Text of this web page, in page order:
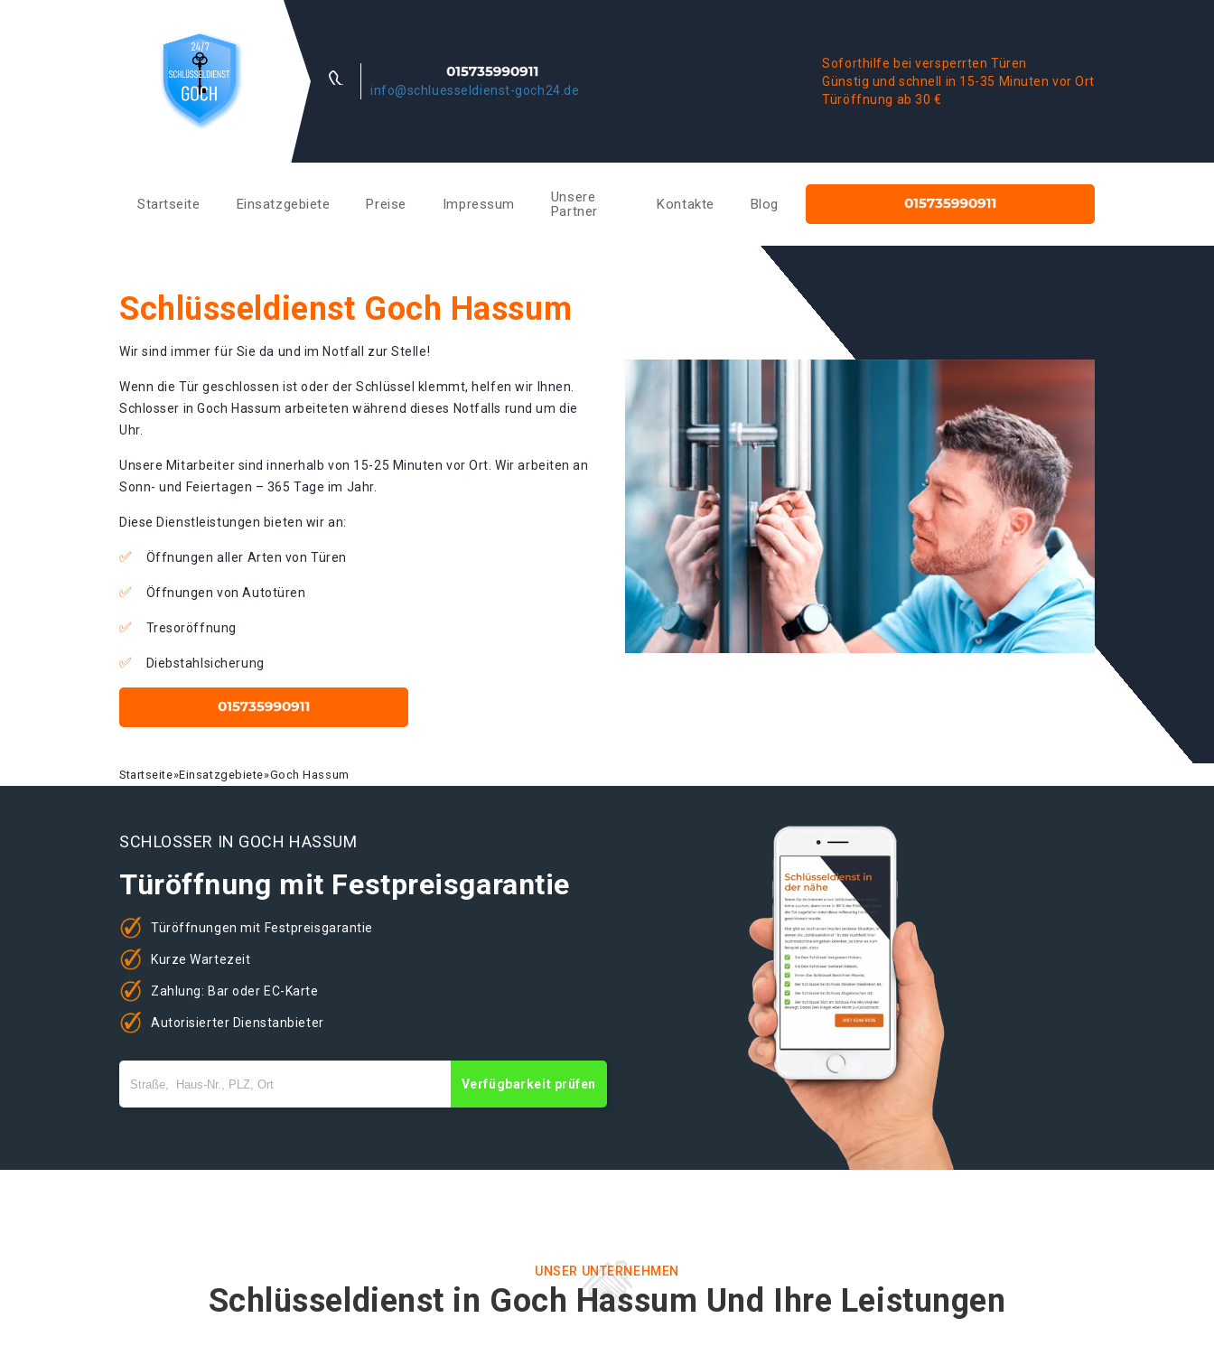
info@schluesseldienst-goch24.de
Soforthilfe bei versperrten Türen
Günstig und schnell in 15-35 Minuten vor Ort
Türöffnung ab 30 €
Startseite Einsatzgebiete Preise Impressum
Unsere
Partner
Kontakte Blog
Schlüsseldienst Goch Hassum
Wir sind immer für Sie da und im Notfall zur Stelle!
Wenn die Tür geschlossen ist oder der Schlüssel klemmt, helfen wir Ihnen.
Schlosser in Goch Hassum arbeiteten während dieses Notfalls rund um die
Uhr.
Unsere Mitarbeiter sind innerhalb von 15-25 Minuten vor Ort. Wir arbeiten an
Sonn- und Feiertagen – 365 Tage im Jahr.
Diese Dienstleistungen bieten wir an:
Öffnungen aller Arten von Türen
Öffnungen von Autotüren
Tresoröffnung
Diebstahlsicherung
Startseite»Einsatzgebiete»Goch Hassum
SCHLOSSER IN GOCH HASSUM
Türöffnung mit Festpreisgarantie
Türöffnungen mit Festpreisgarantie
Kurze Wartezeit
Zahlung: Bar oder EC-Karte
Autorisierter Dienstanbieter
Verfügbarkeit prüfen
UNSER UNTERNEHMEN
Schlüsseldienst in Goch Hassum Und Ihre Leistungen